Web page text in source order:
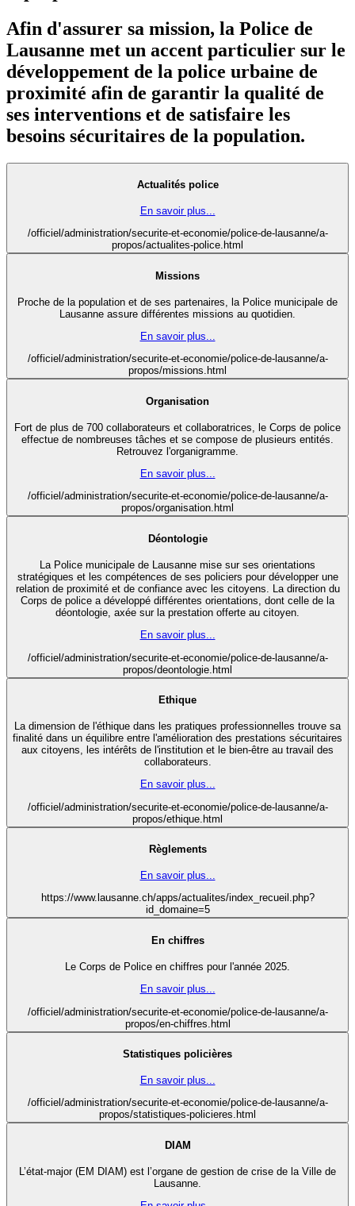
Afin d'assurer sa mission, la Police de
Lausanne met un accent particulier sur le
développement de la police urbaine de
proximité afin de garantir la qualité de
ses interventions et de satisfaire les
besoins sécuritaires de la population.
Actualités police
En savoir plus...
/officiel/administration/securite-et-economie/police-de-lausanne/a-
propos/actualites-police.html
Missions
Proche de la population et de ses partenaires, la Police municipale de
Lausanne assure différentes missions au quotidien.
En savoir plus...
/officiel/administration/securite-et-economie/police-de-lausanne/a-
propos/missions.html
Organisation
Fort de plus de 700 collaborateurs et collaboratrices, le Corps de police
effectue de nombreuses tâches et se compose de plusieurs entités.
Retrouvez l'organigramme.
En savoir plus...
/officiel/administration/securite-et-economie/police-de-lausanne/a-
propos/organisation.html
Déontologie
La Police municipale de Lausanne mise sur ses orientations
stratégiques et les compétences de ses policiers pour développer une
relation de proximité et de confiance avec les citoyens. La direction du
Corps de police a développé différentes orientations, dont celle de la
déontologie, axée sur la prestation offerte au citoyen.
En savoir plus...
/officiel/administration/securite-et-economie/police-de-lausanne/a-
propos/deontologie.html
Ethique
La dimension de l'éthique dans les pratiques professionnelles trouve sa
finalité dans un équilibre entre l'amélioration des prestations sécuritaires
aux citoyens, les intérêts de l'institution et le bien-être au travail des
collaborateurs.
En savoir plus...
/officiel/administration/securite-et-economie/police-de-lausanne/a-
propos/ethique.html
Règlements
En savoir plus...
https://www.lausanne.ch/apps/actualites/index_recueil.php?
id_domaine=5
En chiffres
Le Corps de Police en chiffres pour l'année 2025.
En savoir plus...
/officiel/administration/securite-et-economie/police-de-lausanne/a-
propos/en-chiffres.html
Statistiques policières
En savoir plus...
/officiel/administration/securite-et-economie/police-de-lausanne/a-
propos/statistiques-policieres.html
DIAM
L’état-major (EM DIAM) est l’organe de gestion de crise de la Ville de
Lausanne.